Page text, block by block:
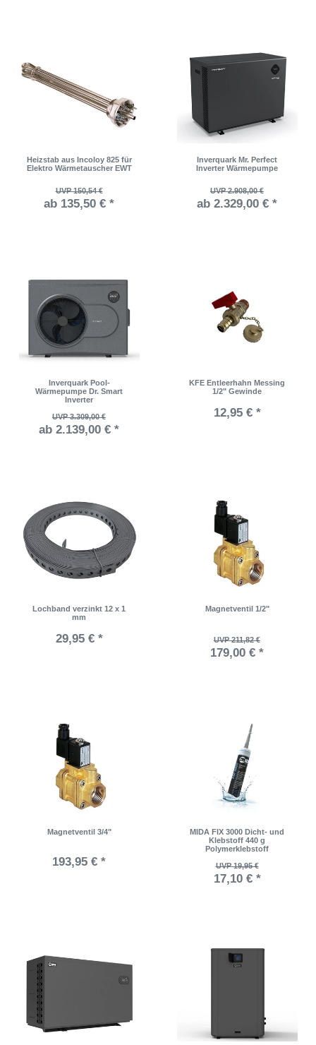
Heizstab aus Incoloy 825 für
Elektro Wärmetauscher EWT
UVP 150,54 €
ab 135,50 € *
Inverquark Mr. Perfect
Inverter Wärmepumpe
UVP 2.908,00 €
ab 2.329,00 € *
Inverquark Pool-
Wärmepumpe Dr. Smart
Inverter
UVP 3.309,00 €
ab 2.139,00 € *
KFE Entleerhahn Messing
1/2" Gewinde
12,95 € *
Lochband verzinkt 12 x 1
mm
29,95 € *
Magnetventil 1/2"
UVP 211,82 €
179,00 € *
Magnetventil 3/4"
193,95 € *
MIDA FIX 3000 Dicht- und
Klebstoff 440 g
Polymerklebstoff
UVP 19,95 €
17,10 € *